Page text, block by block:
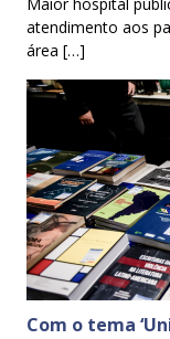
Maior hospital
atendimento aos
área […]
Com o tema